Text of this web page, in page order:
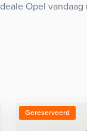
Opel vandaag
Gereserveerd